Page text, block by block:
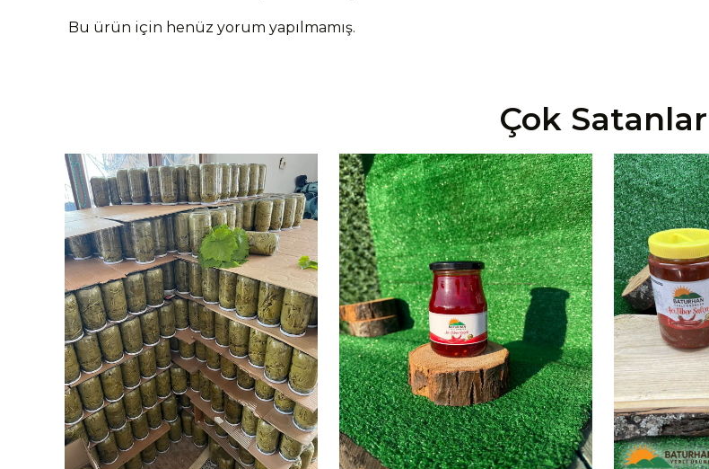
Bu ürün için henüz yorum yapılmamış.
Çok Satanlar